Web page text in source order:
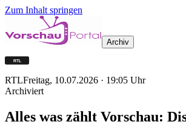
Zum Inhalt springen
Archiv
RTLFreitag, 10.07.2026 · 19:05 Uhr
Archiviert
Alles was zählt Vorschau: